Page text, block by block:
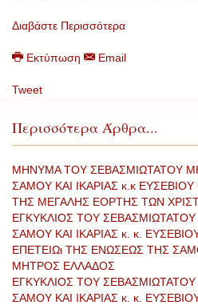
Διαβάστε Περισσότερα
Εκτύπωση Email
Tweet
Περισσότερα Άρθρα...
ΜΗΝΥΜΑ ΤΟΥ ΣΕΒΑΣΜΙΩΤΑΤΟΥ
ΣΑΜΟΥ ΚΑΙ ΙΚΑΡΙΑΣ κ.κ ΕΥΣΕΒΙΟΥ
ΤΗΣ ΜΕΓΑΛΗΣ ΕΟΡΤΗΣ ΤΩΝ
ΕΓΚΥΚΛΙΟΣ ΤΟΥ
ΣΑΜΟΥ ΚΑΙ ΙΚΑΡΙΑΣ κ. κ.
ΕΠΕΤΕΙΩι ΤΗΣ ΕΝΩΣΕΩΣ ΤΗΣ
ΜΗΤΡΟΣ ΕΛΛΑΔΟΣ
ΕΓΚΥΚΛΙΟΣ ΤΟΥ
ΣΑΜΟΥ ΚΑΙ ΙΚΑΡΙΑΣ κ. κ.